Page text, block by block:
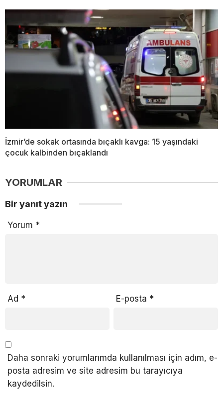
İzmir’de sokak ortasında bıçaklı kavga: 15 yaşındaki
çocuk kalbinden bıçaklandı
YORUMLAR
Bir yanıt yazın
Yorum *
Ad * E-posta *
Daha sonraki yorumlarımda kullanılması için adım, e-
posta adresim ve site adresim bu tarayıcıya
kaydedilsin.